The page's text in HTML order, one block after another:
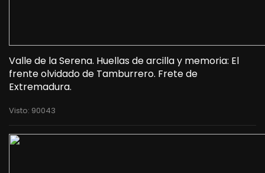
Valle de la Serena. Huellas de arcilla y memoria: El
frente olvidado de Tamburrero. Frete de
Extremadura.
Visto: 90043